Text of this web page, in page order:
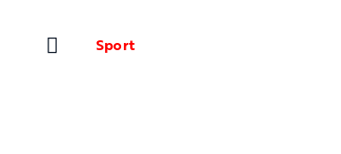
contenuto
Sport